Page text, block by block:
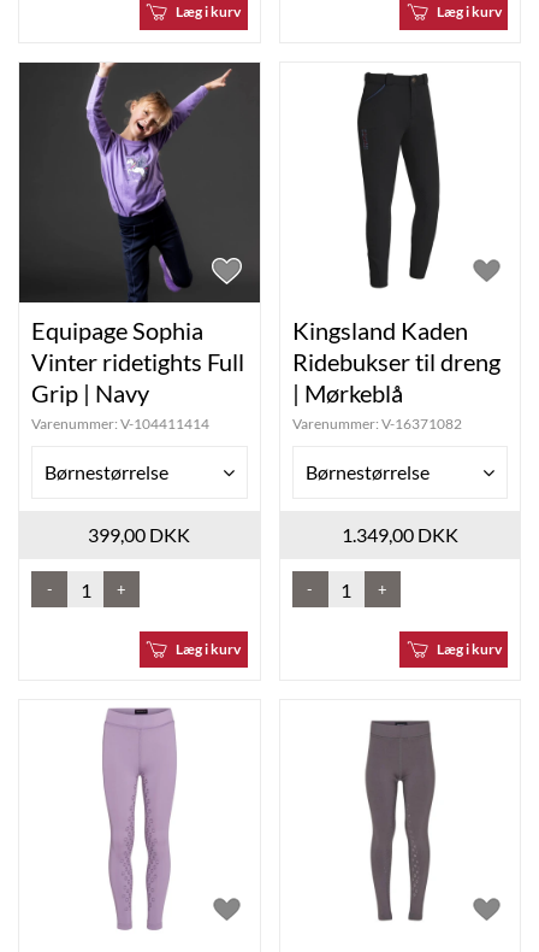
Læg i kurv Læg i kurv
Equipage Sophia
Vinter ridetights Full
Grip | Navy
Varenummer: V-104411414
Børnestørrelse
399,00 DKK
- +
Læg i kurv
Kingsland Kaden
Ridebukser til dreng
| Mørkeblå
Varenummer: V-16371082
Børnestørrelse
1.349,00 DKK
- +
Læg i kurv